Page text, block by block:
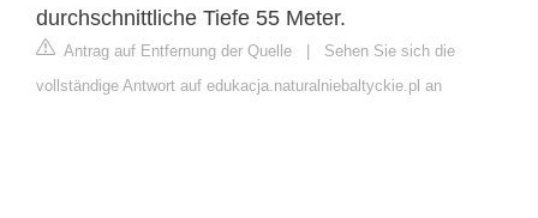
durchschnittliche Tiefe 55 Meter.
Antrag auf Entfernung der Quelle
Sehen Sie sich die
vollständige Antwort auf edukacja.naturalniebaltyckie.pl an